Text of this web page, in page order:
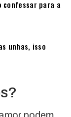
confessar para a
unhas, isso